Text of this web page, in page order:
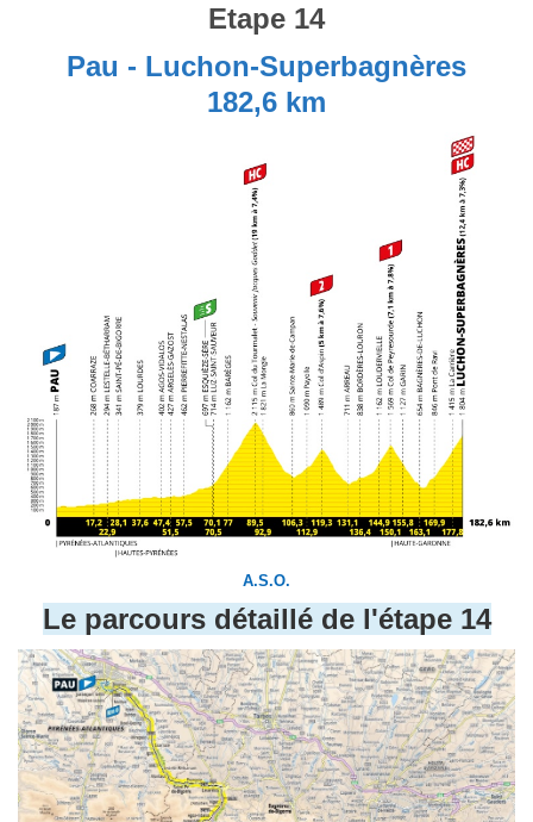
Etape 14
Pau - Luchon-Superbagnères
182,6 km
A.S.O.
Le parcours détaillé de l'étape 14